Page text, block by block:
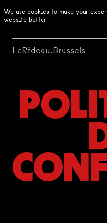
We use cookies to make your
website better
LeRideau.Brussels